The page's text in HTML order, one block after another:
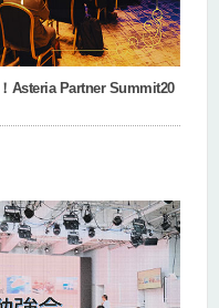
Asteria Partner Summit20